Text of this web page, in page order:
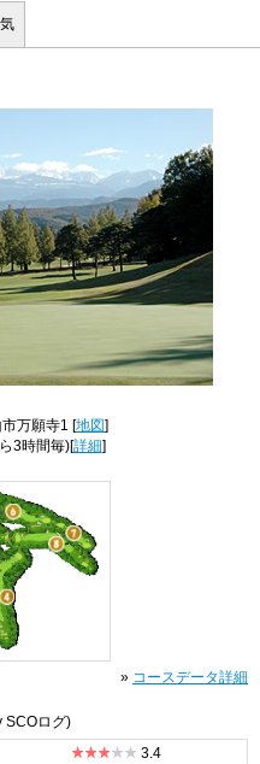
万願寺1 [地図]
3時間毎)[詳細]
» コースデータ詳細
SCOログ)
3.4